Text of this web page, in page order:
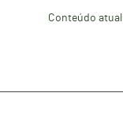
Conteúdo